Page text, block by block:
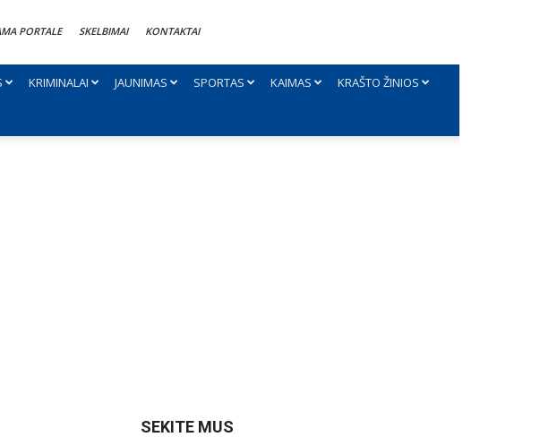
PORTALE SKELBIMAI KONTAKTAI
KRIMINALAI JAUNIMAS SPORTAS KAIMAS KRAŠTO ŽINIOS
SEKITE MUS